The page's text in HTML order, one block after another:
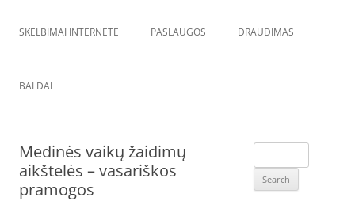
SKELBIMAI INTERNETE PASLAUGOS DRAUDIMAS
BALDAI
Medinės vaikų žaidimų
aikštelės – vasariškos
pramogos
for: